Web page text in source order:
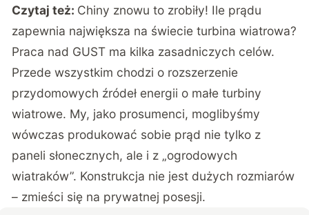
Czytaj też: Chiny znowu to zrobiły! Ile prądu
zapewnia największa na świecie turbina wiatrowa?
Praca nad GUST ma kilka zasadniczych celów.
Przede wszystkim chodzi o rozszerzenie
przydomowych źródeł energii o małe turbiny
wiatrowe. My, jako prosumenci, moglibyśmy
wówczas produkować sobie prąd nie tylko z
paneli słonecznych, ale i z „ogrodowych
wiatraków”. Konstrukcja nie jest dużych rozmiarów
– zmieści się na prywatnej posesji.